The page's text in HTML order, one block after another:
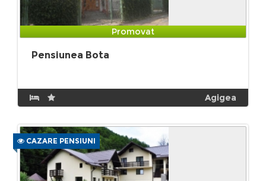
Promovat
Pensiunea Bota
Agigea
CAZARE PENSIUNI